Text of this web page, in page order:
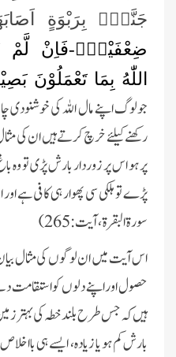
جَنَّةٍۭ بِرَبْوَةٍ
ضِعْفَیْنِۚ-فَاِنْ لَّمْ
اللّٰهُ بِمَا تَعْمَلُوْنَ
جولوگ اپنے مال اللہ کی خوشنودی
رکھنے کیلئے خرچ کرتے ہیں ان کی
پر ہو اس پر زوردار بارش پڑی تو وہ
سورۃ البقرۃ، آیت: 265)
اس آیت میں ان لوگوں کی مثال
حصول اور اپنے دلوں کو استقامت
ہیں کہ جس طرح بلند خطہ کی بہتر
بارش کم ہو یا زیادہ، ایسے ہی